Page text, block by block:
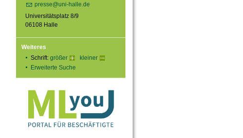
presse@uni-halle.de
Universitätsplatz 8/9
06108 Halle
Weiteres
Schrift: größer
kleiner
Erweiterte Suche